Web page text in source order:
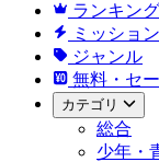
ランキング
ミッション
ジャンル
無料・セ
カテゴリ
総合
少年・